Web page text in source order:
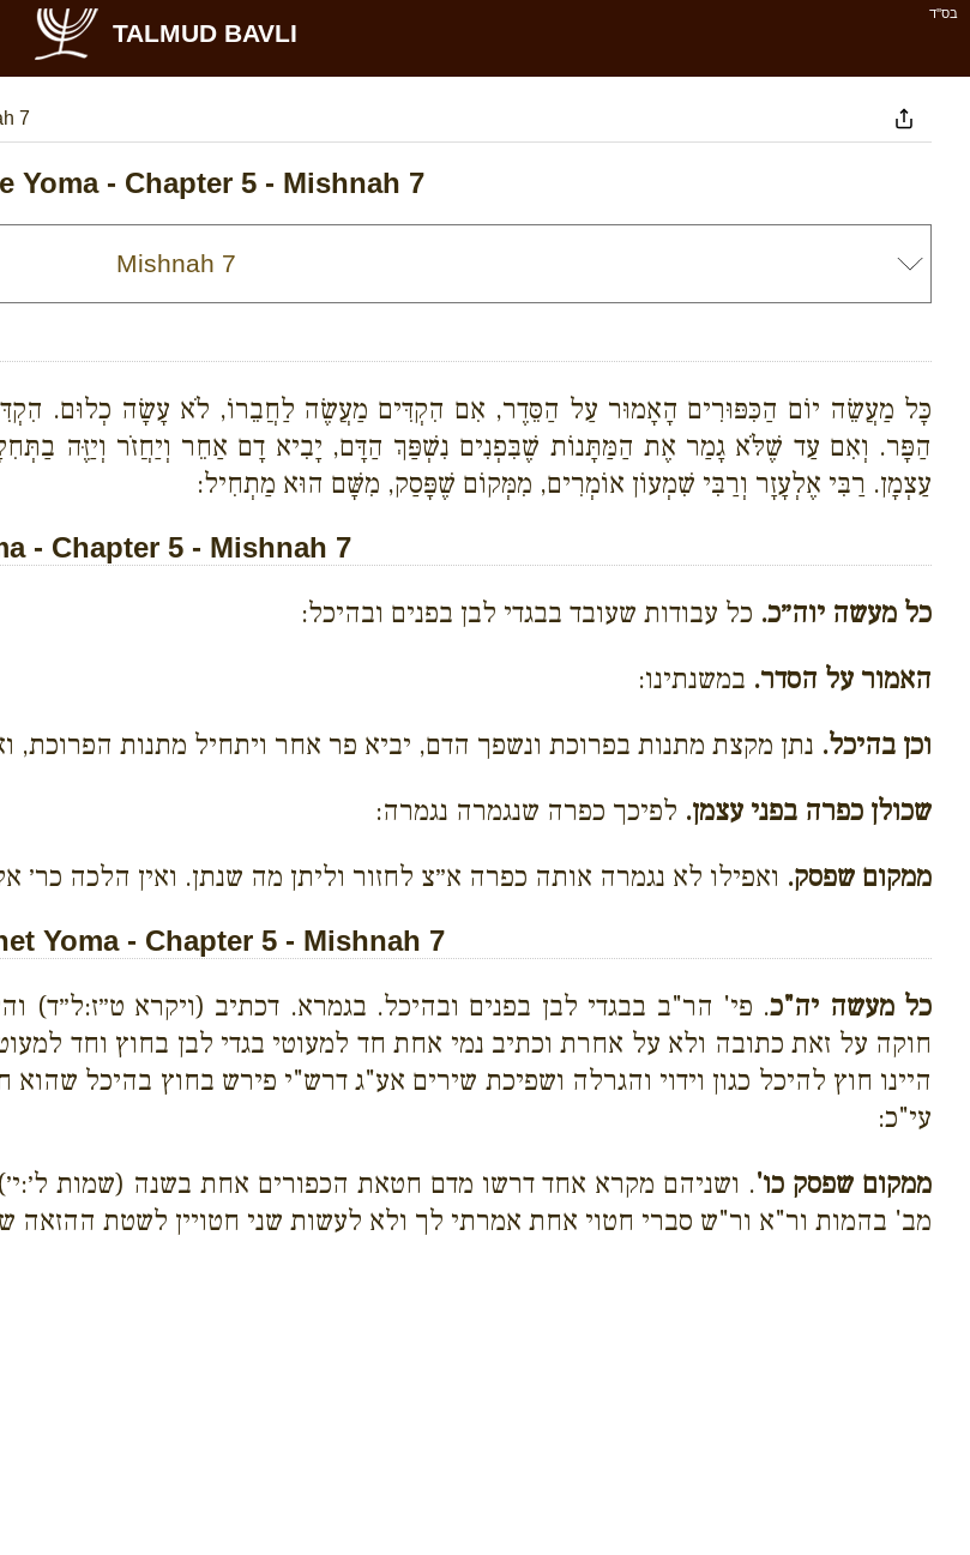
בס''ד
TALMUD BAVLI
7
Yoma - Chapter 5 - Mishnah 7
כָּל מַעֲשֵׂה יוֹם הַכִּפּוּרִים הָאָמוּר עַל הַסֵּדֶר, אִם הִקְדִּים מַעֲשֶׂה לַחֲבֵרוֹ, לֹא עָשָׂה כְלוּם.
הַפָּר. וְאִם עַד שֶׁלֹּא גָמַר אֶת הַמַּתָּנוֹת שֶׁבִּפְנִים נִשְׁפַּךְ הַדָּם, יָבִיא דָם אַחֵר וְיַחֲזֹר וְיַזֶּה
עַצְמָן. רַבִּי אֶלְעָזָר וְרַבִּי שִׁמְעוֹן אוֹמְרִים, מִמְּקוֹם שֶׁפָּסַק, מִשָּׁם הוּא מַתְחִיל:
- Chapter 5 - Mishnah 7
כל מעשה יוה״כ. כל עבודות שעובד בבגדי לבן בפנים ובהיכל:
האמור על הסדר. במשנתינו:
וכן בהיכל. נתן מקצת מתנות בפרוכת ונשפך הדם, יביא פר אחר ויתחיל מתנות הפרוכת,
שכולן כפרה בפני עצמן. לפיכך כפרה שנגמרה נגמרה:
ממקום שפסק. ואפילו לא נגמרה אותה כפרה א״צ לחזור וליתן מה שנתן. ואין הלכה כר׳
Yoma - Chapter 5 - Mishnah 7
כל מעשה יה"כ. פי' הר"ב בבגדי לבן בפנים ובהיכל. בגמרא. דכתיב (ויקרא
חוקה על זאת כתובה ולא על אחרת וכתיב נמי אחת חד למעוטי בגדי לבן בחוץ וחד
היינו חוץ להיכל כגון וידוי והגרלה ושפיכת שירים אע"ג דרש"י פירש בחוץ בהיכל
עי"כ:
ממקום שפסק כו'. ושניהם מקרא אחד דרשו מדם חטאת הכפורים אחת בשנה (שמות
מב' בהמות ור"א ור"ש סברי חטוי אחת אמרתי לך ולא לעשות שני חטויין לשטת ההזאה